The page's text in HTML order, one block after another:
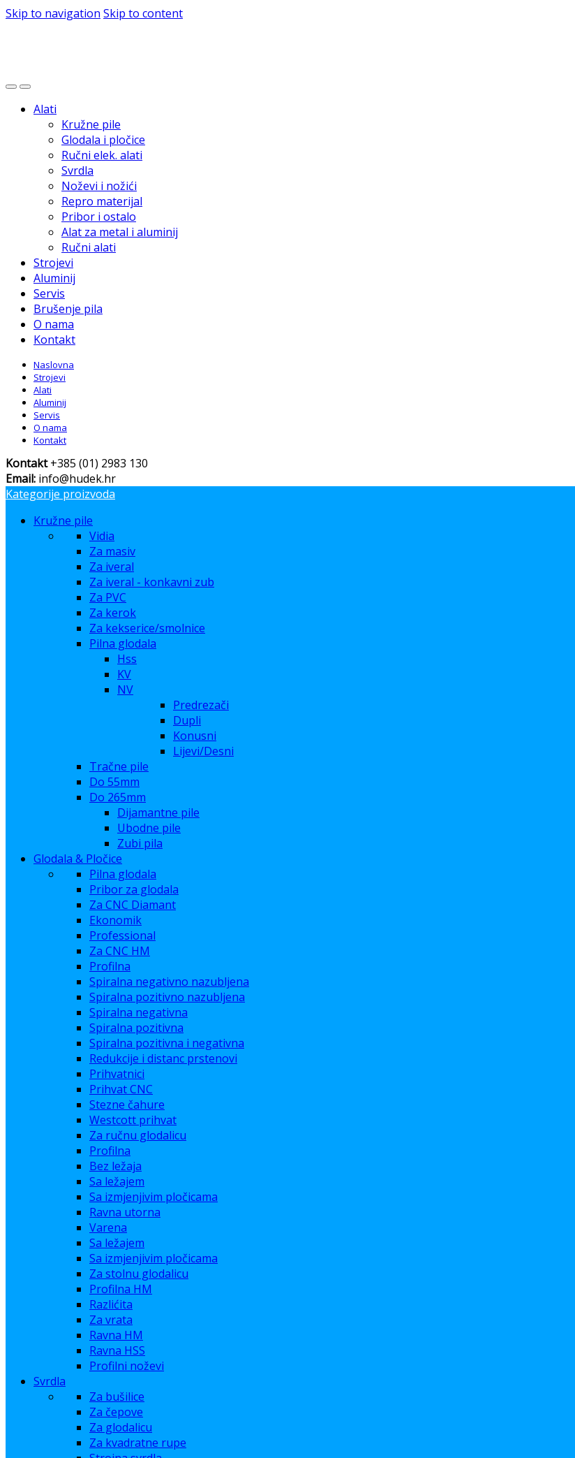
Skip to navigation Skip to content
Alati
Kružne pile
Glodala i pločice
Ručni elek. alati
Svrdla
Noževi i nožići
Repro materijal
Pribor i ostalo
Alat za metal i aluminij
Ručni alati
Strojevi
Aluminij
Servis
Brušenje pila
O nama
Kontakt
Naslovna
Strojevi
Alati
Aluminij
Servis
O nama
Kontakt
Kontakt+385 (01) 2983 130
Email: info@hudek.hr
Kategorije proizvoda
Kružne pile
Vidia
Za masiv
Za iveral
Za iveral - konkavni zub
Za PVC
Za kerok
Za kekserice/smolnice
Pilna glodala
Hss
KV
NV
Predrezači
Dupli
Konusni
Lijevi/Desni
Tračne pile
Do 55mm
Do 265mm
Dijamantne pile
Ubodne pile
Zubi pila
Glodala & Pločice
Pilna glodala
Pribor za glodala
Za CNC Diamant
Ekonomik
Professional
Za CNC HM
Profilna
Spiralna negativno nazubljena
Spiralna pozitivno nazubljena
Spiralna negativna
Spiralna pozitivna
Spiralna pozitivna i negativna
Redukcije i distanc prstenovi
Prihvatnici
Prihvat CNC
Stezne čahure
Westcott prihvat
Za ručnu glodalicu
Profilna
Bez ležaja
Sa ležajem
Sa izmjenjivim pločicama
Ravna utorna
Varena
Sa ležajem
Sa izmjenjivim pločicama
Za stolnu glodalicu
Profilna HM
Razlićita
Za vrata
Ravna HM
Ravna HSS
Profilni noževi
Svrdla
Za bušilice
Za čepove
Za glodalicu
Za kvadratne rupe